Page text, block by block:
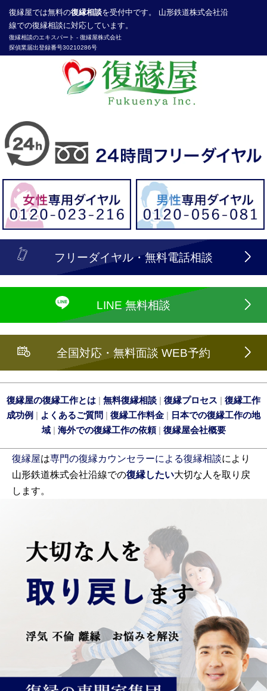
復縁屋では無料の復縁相談を受付中です。 山形鉄道株式会社沿
線での復縁相談に対応しています。
復縁相談のエキスパート - 復縁屋株式会社
探偵業届出登録番号30210286号
フリーダイヤル・無料電話相談
LINE 無料相談
全国対応・無料面談 WEB予約
復縁屋の復縁工作とは | 無料復縁相談 | 復縁プロセス | 復縁工作
成功例 | よくあるご質問 | 復縁工作料金 | 日本での復縁工作の地
域| 海外での復縁工作の依頼| 復縁屋会社概要
復縁屋は専門の復縁カウンセラーによる復縁相談により
山形鉄道株式会社沿線での復縁したい大切な人を取り戻
します。